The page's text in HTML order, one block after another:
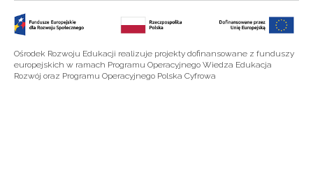
Ośrodek Rozwoju Edukacji realizuje projekty dofinansowane z funduszy
europejskich w ramach Programu Operacyjnego Wiedza Edukacja
Rozwój oraz Programu Operacyjnego Polska Cyfrowa